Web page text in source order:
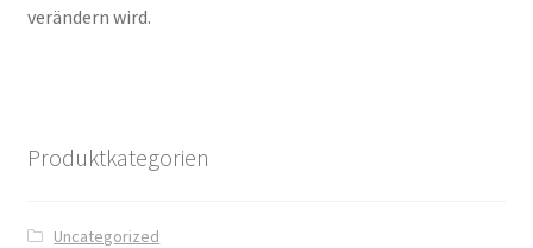
Erotik (FSK18)
FAQ
verändern wird.
Produktkategorien
Uncategorized